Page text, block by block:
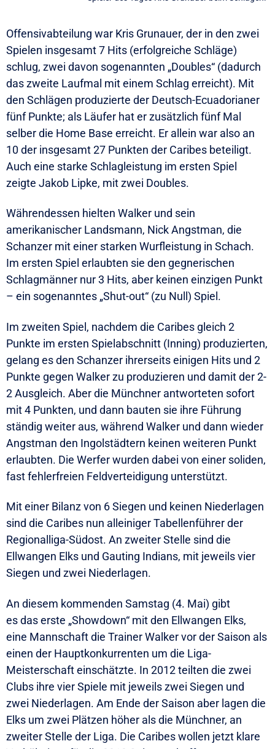
Offensivabteilung war Kris Grunauer, der in den zwei
Spielen insgesamt 7 Hits (erfolgreiche Schläge)
schlug, zwei davon sogenannten „Doubles“ (dadurch
das zweite Laufmal mit einem Schlag erreicht). Mit
den Schlägen produzierte der Deutsch-Ecuadorianer
fünf Punkte; als Läufer hat er zusätzlich fünf Mal
selber die Home Base erreicht. Er allein war also an
10 der insgesamt 27 Punkten der Caribes beteiligt.
Auch eine starke Schlagleistung im ersten Spiel
zeigte Jakob Lipke, mit zwei Doubles.
Währendessen hielten Walker und sein
amerikanischer Landsmann, Nick Angstman, die
Schanzer mit einer starken Wurfleistung in Schach.
Im ersten Spiel erlaubten sie den gegnerischen
Schlagmänner nur 3 Hits, aber keinen einzigen Punkt
– ein sogenanntes „Shut-out“ (zu Null) Spiel.
Im zweiten Spiel, nachdem die Caribes gleich 2
Punkte im ersten Spielabschnitt (Inning) produzierten,
gelang es den Schanzer ihrerseits einigen Hits und 2
Punkte gegen Walker zu produzieren und damit der 2-
2 Ausgleich. Aber die Münchner antworteten sofort
mit 4 Punkten, und dann bauten sie ihre Führung
ständig weiter aus, während Walker und dann wieder
Angstman den Ingolstädtern keinen weiteren Punkt
erlaubten. Die Werfer wurden dabei von einer soliden,
fast fehlerfreien Feldverteidigung unterstützt.
Mit einer Bilanz von 6 Siegen und keinen Niederlagen
sind die Caribes nun alleiniger Tabellenführer der
Regionalliga-Südost. An zweiter Stelle sind die
Ellwangen Elks und Gauting Indians, mit jeweils vier
Siegen und zwei Niederlagen.
An diesem kommenden Samstag (4. Mai) gibt
es das erste „Showdown“ mit den Ellwangen Elks,
eine Mannschaft die Trainer Walker vor der Saison als
einen der Hauptkonkurrenten um die Liga-
Meisterschaft einschätzte. In 2012 teilten die zwei
Clubs ihre vier Spiele mit jeweils zwei Siegen und
zwei Niederlagen. Am Ende der Saison aber lagen die
Elks um zwei Plätzen höher als die Münchner, an
zweiter Stelle der Liga. Die Caribes wollen jetzt klare